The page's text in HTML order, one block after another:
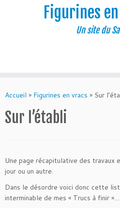
au
Figurines
Un site du
Accueil » Figurines en vracs » Sur
Sur l’établi
Une page récapitulative des travaux
jour ou un autre.
Dans le désordre voici donc cette
interminable de mes « Trucs à finir »…